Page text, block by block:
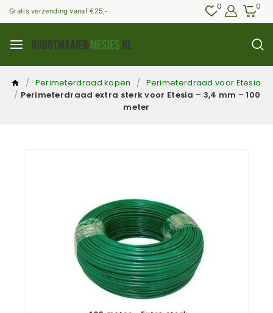
Gratis verzending vanaf €25,- 0 0
/ Perimeterdraad kopen / Perimeterdraad voor Etesia
/ Perimeterdraad extra sterk voor Etesia – 3,4 mm – 100
meter